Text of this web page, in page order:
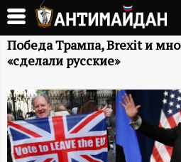
Перейти
основному
содержанию
А
Т
И
Победа Трампа, Brexit и
«сделали русские»